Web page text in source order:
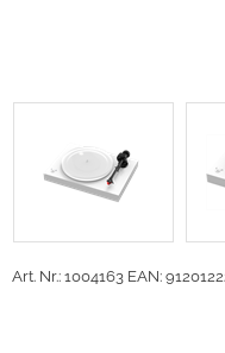
Art. Nr.: 1004163 EAN: